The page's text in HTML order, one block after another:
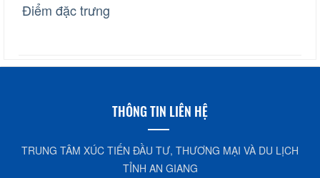
Điểm đặc trưng
THÔNG TIN LIÊN HỆ
TRUNG TÂM XÚC TIẾN ĐẦU TƯ, THƯƠNG MẠI VÀ DU LỊCH
TỈNH AN GIANG